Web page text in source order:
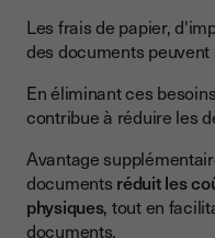
Les frais de papier,
des documents
En éliminant ces
contribue à réduire les
Avantage
documents réduit les
physiques, tout en
documents.